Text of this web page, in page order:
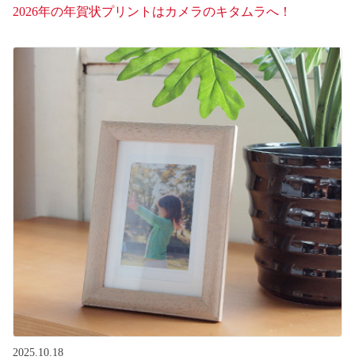
2026年の年賀状プリントはカメラのキタムラへ！
2025.10.18